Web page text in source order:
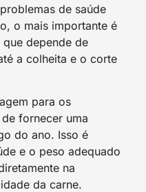
de saúde
o mais importante é
depende de
a colheita e o corte
para os
fornecer uma
do ano. Isso é
e o peso adequado
na
da carne.